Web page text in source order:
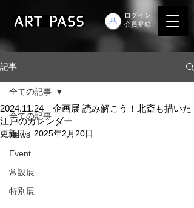
ログイン
会員登録
記事
全ての記事
News
Event
常設展
特別展
全ての記事
2024.11.24 企画展 読み解こう！北斎も描いた
江戸のカレンダー
更新日： 2025年2月20日